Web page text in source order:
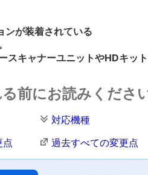
ンが装着されている
スキャナーユニットやHDキッ
前にお読みくださ
対応機種
点
過去すべての変更点